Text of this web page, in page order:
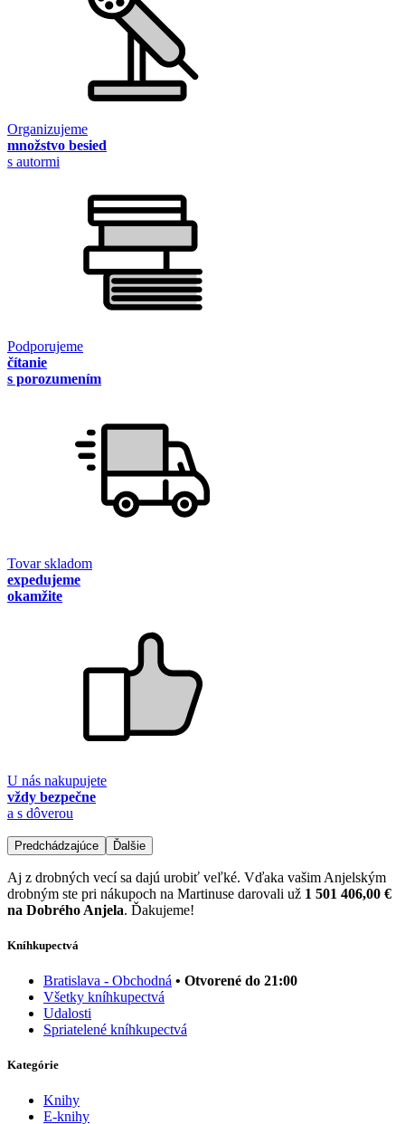
Organizujeme
množstvo besied
s autormi
Podporujeme
čítanie
s porozumením
Tovar skladom
expedujeme
okamžite
U nás nakupujete
vždy bezpečne
a s dôverou
Predchádzajúce Ďalšie
Aj z drobných vecí sa dajú urobiť veľké. Vďaka vašim Anjelským
drobným ste pri nákupoch na Martinuse darovali už 1 501 406,00 €
na Dobrého Anjela. Ďakujeme!
Kníhkupectvá
Bratislava - Obchodná • Otvorené do 21:00
Všetky kníhkupectvá
Udalosti
Spriatelené kníhkupectvá
Kategórie
Knihy
E-knihy